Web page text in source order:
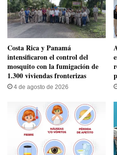
Costa Rica y Panamá
intensificaron el control del
mosquito con la fumigación de
1.300 viviendas fronterizas
4 de agosto de 2026